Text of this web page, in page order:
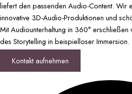
liefert den passenden Audio-Content. Wir
innovative 3D-Audio-Produktionen und
Mit Audiounterhaltung in 360°
des Storytelling in beispielloser Immersion.
Kontakt aufnehmen